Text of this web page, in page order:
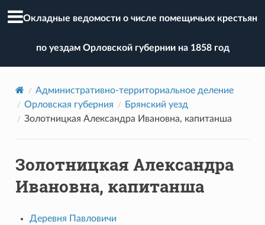
Окладные ведомости о числе помещичьих крестьян
по уездам Орловской губернии на 1858 год
Административно-территориальное деление
Орловская губерния
Брянский уезд
Золотницкая Александра Ивановна, капитанша
Золотницкая Александра
Ивановна, капитанша
Деревня Павловичи